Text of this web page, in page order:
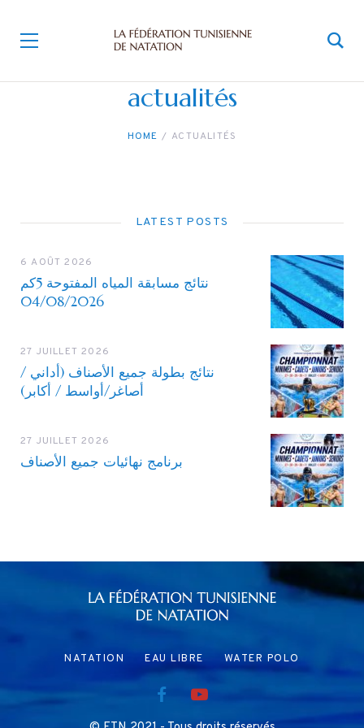
actualités
HOME ACTUALITÉS
LATEST POSTS
6 AOÛT 2026
نتائج مسابقة المياه المفتوحة 5كم
04/08/2026
27 JUILLET 2026
نتائج بطولة جميع الأصناف (أداني /
أصاغر/أواسط / أكابر)
27 JUILLET 2026
برنامج نهائيات جميع الأصناف
NATATION EAU LIBRE WATER POLO